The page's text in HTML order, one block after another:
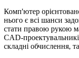
Комп'ютер
нього є всі шанси
стати правою рукою
CAD-
складні обчислення,